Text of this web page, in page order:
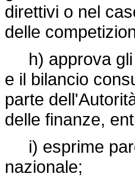
direttivi o nel
delle
h) approva gli
e il bilancio
parte
delle finanze,
i) esprime
nazionale;